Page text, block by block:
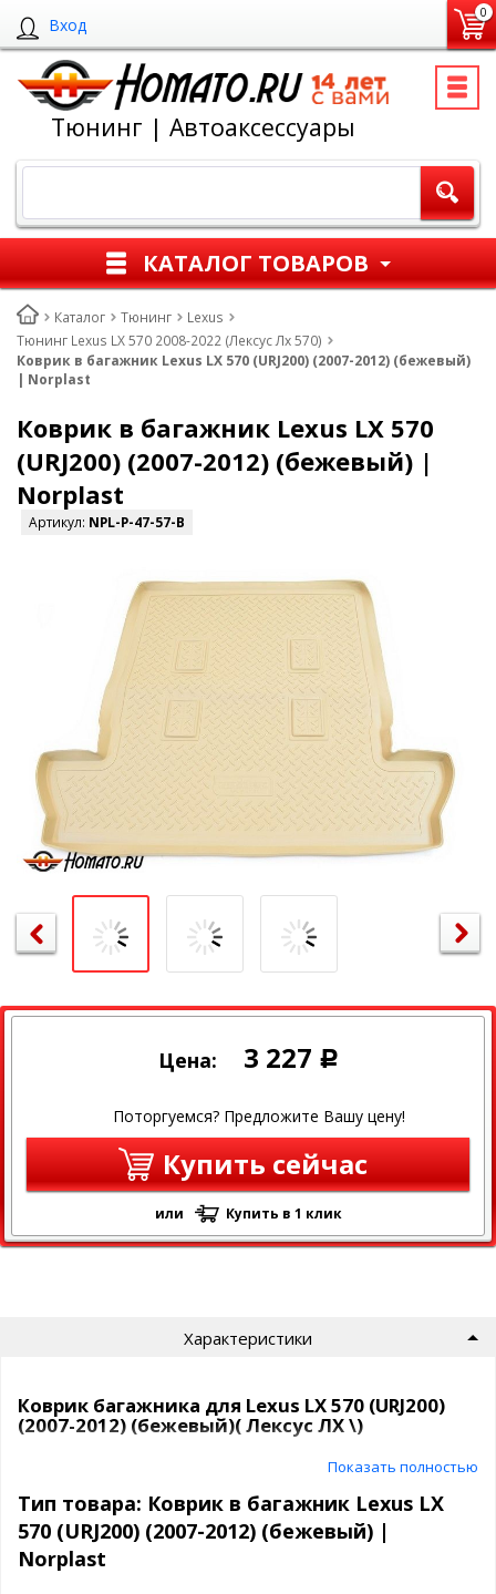
Вход
0
Тюнинг | Автоаксессуары
КАТАЛОГ ТОВАРОВ
Каталог Тюнинг
Lexus
Тюнинг Lexus LX 570 2008-2022 (Лексус Лх 570)
Коврик в багажник Lexus LX 570 (URJ200) (2007-2012) (бежевый)
| Norplast
Коврик в багажник Lexus LX 570
(URJ200) (2007-2012) (бежевый) |
Norplast
Артикул: NPL-P-47-57-B
Цена: 3 227 Р
Поторгуемся? Предложите Вашу цену!
Купить сейчас
или Купить в 1 клик
Характеристики
Коврик багажника для Lexus LX 570 (URJ200)
(2007-2012) (бежевый)( Лексус ЛХ \)
Полиуретановый автомобильный коврик в багажник Norplast
Материал: Полиуретан
Цвет: Бежевый
Габариты и вес упаковки: 140х110x1 см, 3.2 кг
Подходит для:
Показать полностью
Тип товара: Коврик в багажник Lexus LX
570 (URJ200) (2007-2012) (бежевый) |
Norplast